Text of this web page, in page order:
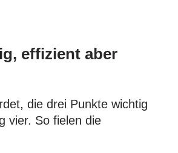
effizient aber
die drei Punkte wichtig
vier. So fielen die